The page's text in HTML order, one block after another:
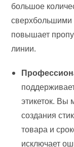
большое
сверхбольшими
повышает
линии.
этикеток. Вы
создания
товара и
исключает